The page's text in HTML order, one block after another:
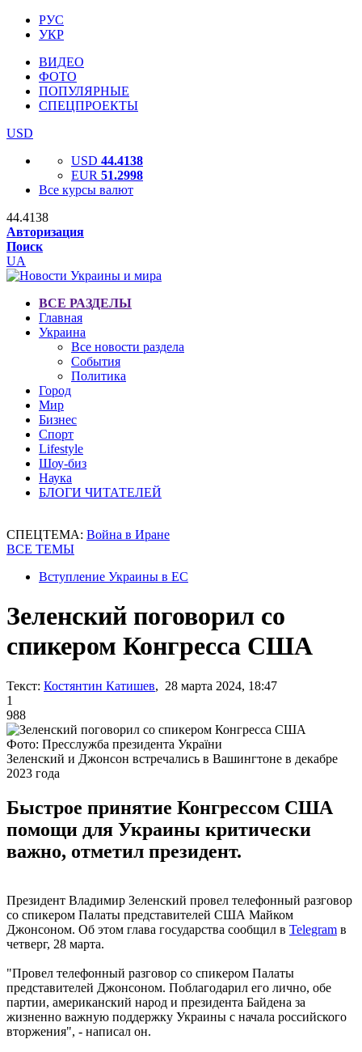
РУС
УКР
ВИДЕО
ФОТО
ПОПУЛЯРНЫЕ
СПЕЦПРОЕКТЫ
USD
USD 44.4138
EUR 51.2998
Все курсы валют
44.4138
Авторизация
Поиск
UA
ВСЕ РАЗДЕЛЫ
Главная
Украина
Все новости раздела
События
Политика
Город
Мир
Бизнес
Спорт
Lifestyle
Шоу-биз
Наука
БЛОГИ ЧИТАТЕЛЕЙ
СПЕЦТЕМА: Война в Иране
ВСЕ ТЕМЫ
Вступление Украины в ЕС
Зеленский поговорил со
спикером Конгресса США
Текст: Костянтин Катишев, 28 марта 2024, 18:47
1
988
Фото: Пресслужба президента України
Зеленский и Джонсон встречались в Вашингтоне в декабре
2023 года
Быстрое принятие Конгрессом США
помощи для Украины критически
важно, отметил президент.
Президент Владимир Зеленский провел телефонный разговор
со спикером Палаты представителей США Майком
Джонсоном. Об этом глава государства сообщил в Telegram в
четверг, 28 марта.
"Провел телефонный разговор со спикером Палаты
представителей Джонсоном. Поблагодарил его лично, обе
партии, американский народ и президента Байдена за
жизненно важную поддержку Украины с начала российского
вторжения", - написал он.